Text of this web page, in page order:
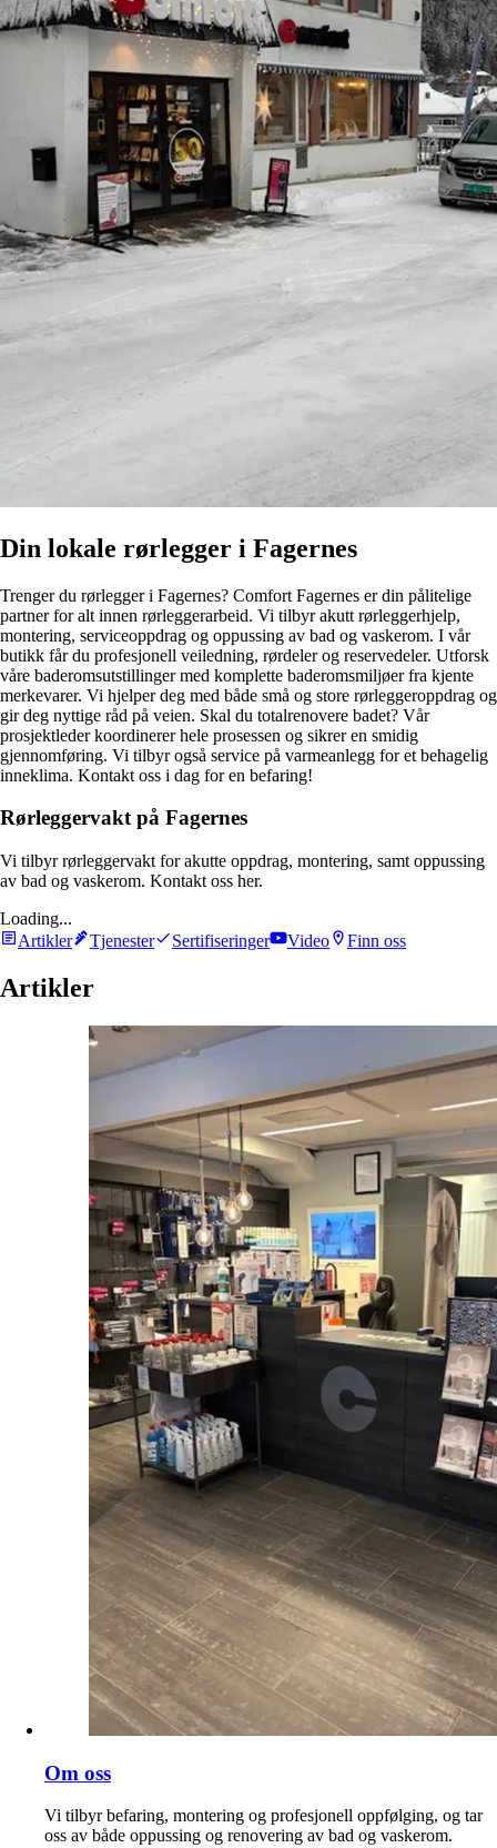
Din lokale rørlegger i Fagernes
Trenger du rørlegger i Fagernes? Comfort Fagernes er din pålitelige
partner for alt innen rørleggerarbeid. Vi tilbyr akutt rørleggerhjelp,
montering, serviceoppdrag og oppussing av bad og vaskerom. I vår
butikk får du profesjonell veiledning, rørdeler og reservedeler. Utforsk
våre baderomsutstillinger med komplette baderomsmiljøer fra kjente
merkevarer. Vi hjelper deg med både små og store rørleggeroppdrag og
gir deg nyttige råd på veien. Skal du totalrenovere badet? Vår
prosjektleder koordinerer hele prosessen og sikrer en smidig
gjennomføring. Vi tilbyr også service på varmeanlegg for et behagelig
inneklima. Kontakt oss i dag for en befaring!
Rørleggervakt på Fagernes
Vi tilbyr rørleggervakt for akutte oppdrag, montering, samt oppussing
av bad og vaskerom. Kontakt oss her.
Loading...
Artikler
Tjenester Sertifiseringer Video Finn oss
Artikler
Om oss
Vi tilbyr befaring, montering og profesjonell oppfølging, og tar
oss av både oppussing og renovering av bad og vaskerom.